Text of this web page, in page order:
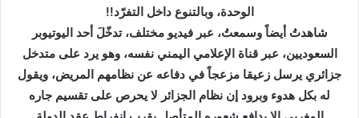
الوحدة، وبالتنوع داخل التفرّد!!
شاهدتُ أيضاً وسمعتُ، عبر فيديو مختلف، تدخّلَ أحد اليوتيوبر
السعوديين، عبر قناة الإعلامي اليمني نفسه، وهو يرد على متدخل
جزائري يرسل زعيقا مزعجاً في دفاعه عن نظامهم المريض، ويقول
له بكل هدوء وبرود إن نظام الجزائر لا يحرص على تقسيم جاره